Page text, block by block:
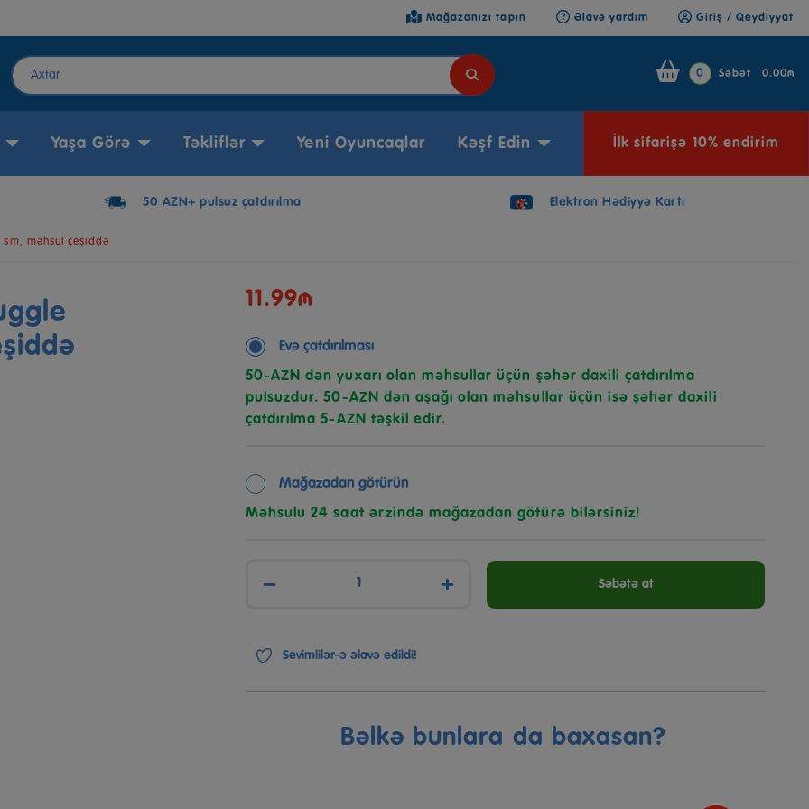
Mağazanızı tapın Əlavə yardım Giriş / Qeydiyyat
0 Səbət 0.00₼
Yaşa Görə Təkliflər Yeni Oyuncaqlar Kəşf Edin İlk sifarişə 10% endirim
50 AZN+ pulsuz çatdırılma Elektron Hədiyyə Kartı
məhsul çeşiddə
11.99₼
Evə çatdırılması
50-AZN dən yuxarı olan məhsullar üçün şəhər daxili çatdırılma
pulsuzdur. 50-AZN dən aşağı olan məhsullar üçün isə şəhər daxili
çatdırılma 5-AZN təşkil edir.
Mağazadan götürün
Məhsulu 24 saat ərzində mağazadan götürə bilərsiniz!
− + Səbətə at
Sevimlilər-ə əlavə edildi!
Bəlkə bunlara da baxasan?